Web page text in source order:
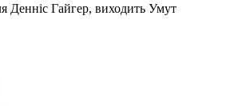
Денніс Гайгер, виходить Умут